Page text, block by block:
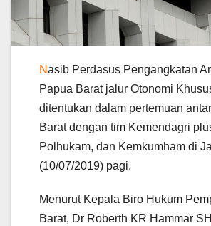
Nasib Perdasus Pengangkatan
Papua Barat jalur Otonomi
ditentukan dalam pertemuan
Barat dengan tim Kemendagri
Polhukam, dan Kemkumham di
(10/07/2019) pagi.
Menurut Kepala Biro Hukum
Barat, Dr Roberth KR Hammar